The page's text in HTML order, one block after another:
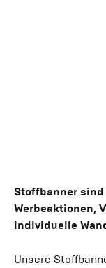
Stoffbanner
Werbeaktionen,
individuelle
Unsere